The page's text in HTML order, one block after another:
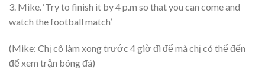
3. Mike. ‘Try to finish it by 4 p.m so that you can come and
watch the football match’
(Mike: Chị cô làm xong trước 4 giờ đi để mà chị có thể đến
để xem trận bóng đá)